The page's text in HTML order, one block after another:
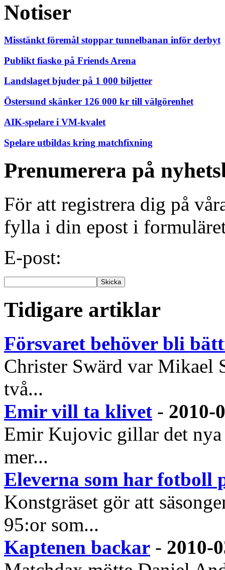
Notiser
Misstänkt föremål stoppar tunnelbanan inför derbyt
Publikt fiasko på Friends Arena
Landslaget bjuder på 1 000 biljetter
Östersund skänker 126 000 kr till välgörenhet
AIK-spelare i VM-kvalet
Spelare utbildas kring matchfixning
Prenumerera på
För att registrera dig på
fylla i din epost i
E-post:
Tidigare artiklar
Försvaret behöver bli
Christer Swärd var Mikael
två...
Emir vill ta klivet - 2010-
Emir Kujovic gillar det nya
mer...
Eleverna som har fotboll
Konstgräset gör att
95:or som...
Kaptenen backar - 2010-